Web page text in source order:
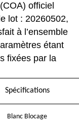
officiel
lot : 20260502,
à l’ensemble
étant
fixées par la
Spécifications
Blanc Blocage